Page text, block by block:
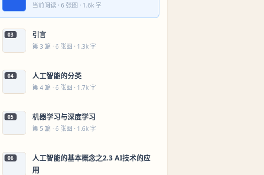
当前阅读 · 6 张图 · 1.6k 字
03 引言
第 3 篇 · 6 张图 · 1.3k 字
04 人工智能的分类
第 4 篇 · 6 张图 · 1.7k 字
05 机器学习与深度学习
第 5 篇 · 6 张图 · 1.6k 字
06
人工智能的基本概念之2.3 AI技术的应
用